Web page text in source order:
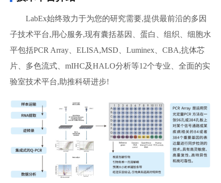
LabEx始终致力于为您的研究需要,提供最前沿的多因
子技术平台,用心服务,现有囊括基因、蛋白、组织、细胞水
平包括PCR Array、ELISA,MSD、Luminex、CBA,抗体芯
片、多色流式、mIHC及HALO分析等12个专业、全面的实
验室技术平台,助推科研进步!